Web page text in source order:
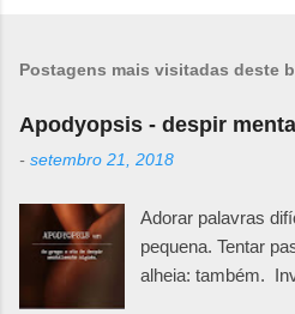
Postagens mais visitadas deste
Apodyopsis - despir
- setembro 21, 2018
Adorar palavras
pequena. Tentar
alheia: também.